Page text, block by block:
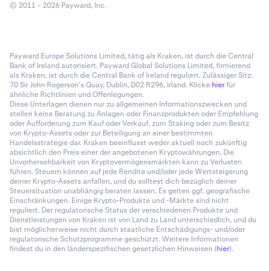
© 2011 – 2026 Payward, Inc.
Payward Europe Solutions Limited, tätig als Kraken, ist durch die Central
Bank of Ireland autorisiert. Payward Global Solutions Limited, firmierend
als Kraken, ist durch die Central Bank of Ireland reguliert. Zulässiger Sitz:
70 Sir John Rogerson’s Quay, Dublin, D02 R296, Irland. Klicke hierfür
ähnliche Richtlinien und Offenlegungen.
Diese Unterlagen dienen nur zu allgemeinen Informationszwecken und
stellen keine Beratung zu Anlagen oder Finanzprodukten oder Empfehlung
oder Aufforderung zum Kauf oder Verkauf, zum Staking oder zum Besitz
von Krypto-Assets oder zur Beteiligung an einer bestimmten
Handelsstrategie dar. Kraken beeinflusst weder aktuell noch zukünftig
absichtlich den Preis einer der angebotenen Kryptowährungen. Die
Unvorhersehbarkeit von Kryptovermögensmärkten kann zu Verlusten
führen. Steuern können auf jede Rendite und/oder jede Wertsteigerung
deiner Krypto-Assets anfallen, und du solltest dich bezüglich deiner
Steuersituation unabhängig beraten lassen. Es gelten ggf. geografische
Einschränkungen. Einige Krypto-Produkte und -Märkte sind nicht
reguliert. Der regulatorische Status der verschiedenen Produkte und
Dienstleistungen von Kraken ist von Land zu Land unterschiedlich, und du
bist möglicherweise nicht durch staatliche Entschädigungs- und/oder
regulatorische Schutzprogramme geschützt. Weitere Informationen
findest du in den länderspezifischen gesetzlichen Hinweisen (hier).